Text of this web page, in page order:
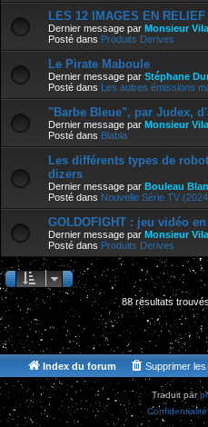
LES 12 IMAGES EN
Dernier message par Monsieur
Posté dans Produits Derives
Le Pirate Maboule
Dernier message par Stéphane
Posté dans Les autres émissions
"Barbe Bleue", par Judex,
Dernier message par Monsieur
Posté dans Blabla
Les différents types de
dizers
Dernier message par Bouleau
Posté dans Nouvelle Série TV
GOLDOFIGHT : jeu vidéo
Dernier message par Monsieur
Posté dans Produits Derives
88 résultats
Index du forum Supprimer
Traduit par
Confidentialité